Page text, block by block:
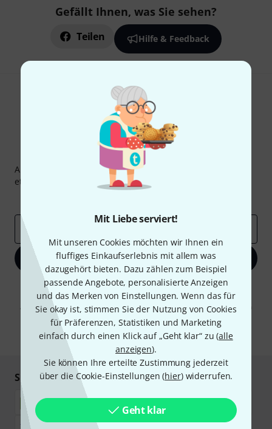
Mit Liebe serviert!
Mit unseren Cookies möchten wir Ihnen ein
fluffiges Einkaufserlebnis mit allem was
dazugehört bieten. Dazu zählen zum Beispiel
passende Angebote, personalisierte Anzeigen
und das Merken von Einstellungen. Wenn das für
Sie okay ist, stimmen Sie der Nutzung von Cookies
für Präferenzen, Statistiken und Marketing
einfach durch einen Klick auf „Geht klar“ zu (alle
anzeigen).
Sie können Ihre erteilte Zustimmung jederzeit
über die Cookie-Einstellungen (hier) widerrufen.
Geht klar
Gefällt Ihnen, was Sie sehen?
Teilen Hilfe & Feedback
Thomann Newsletter
Abonniere den Thomann Newsletter und gewinne mit
etwas Glück einen von50 Gutscheinen
E-Mail-Adresse
Jetzt anmelden
Mit Klick auf „Jetzt anmelden“ stimmen Sie dem Erhalt von E-Mail-
Werbung und einer Messung des E-Mail-Nutzungsverhaltens zu. Die
Abmeldung ist jederzeit möglich. Weitere Informationen finden Sie in
Datenschutzhinweisen
* Pflichtfeld
Sicher einkaufen & bezahlen